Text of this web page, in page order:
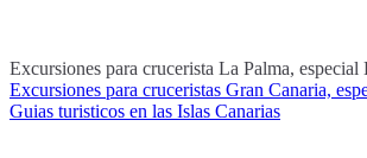
Excursiones para crucerista La Palma, especial
Navegación
Excursiones para cruceristas Gran Canaria,
Guias turisticos en las Islas Canarias